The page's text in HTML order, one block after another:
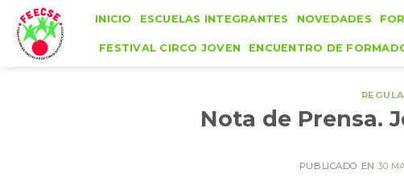
Skip
content
INICIO ESCUELAS INTEGRANTES NOVEDADES
FESTIVAL CIRCO JOVEN ENCUENTRO DE
Nota de Prensa.
PUBLICADO EN30